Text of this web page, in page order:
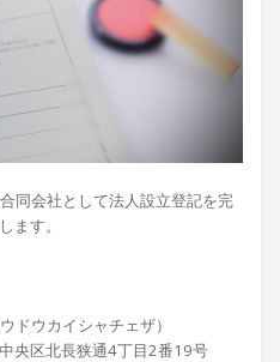
同会社として法人設立登記を完
ます。
ウカイシャチェザ）
区北長狭通4丁目2番19号